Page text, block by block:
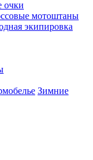
очки
мотоштаны
экипировка
Зимние